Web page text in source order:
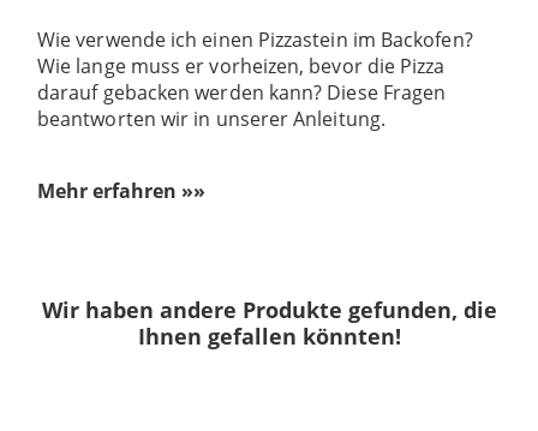
Wie verwende ich einen Pizzastein im Backofen?
Wie lange muss er vorheizen, bevor die Pizza
darauf gebacken werden kann? Diese Fragen
beantworten wir in unserer Anleitung.
Mehr erfahren »»
Wir haben andere Produkte gefunden, die
Ihnen gefallen könnten!